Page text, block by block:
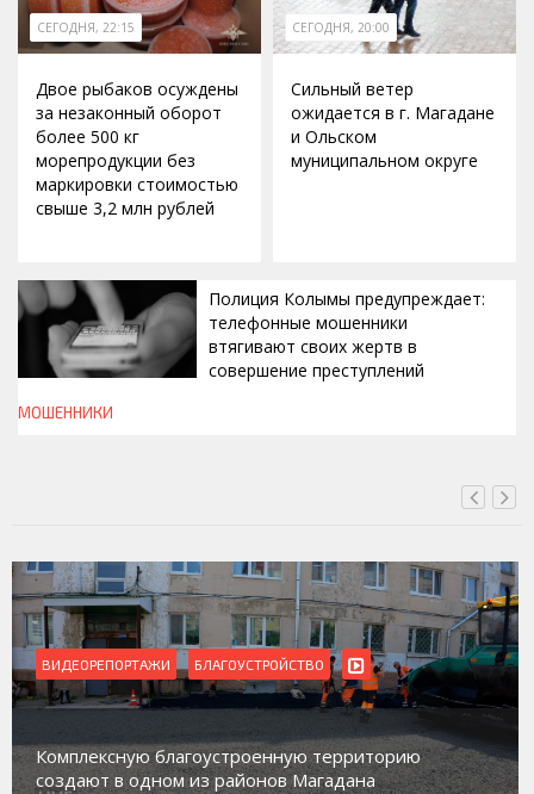
СЕГОДНЯ, 22:15
Двое рыбаков осуждены
за незаконный оборот
более 500 кг
морепродукции без
маркировки стоимостью
свыше 3,2 млн рублей
СЕГОДНЯ, 20:00
Сильный ветер
ожидается в г. Магадане
и Ольском
муниципальном округе
СЕГОДНЯ, 19:00
Полиция Колымы предупреждает:
телефонные мошенники
втягивают своих жертв в
совершение преступлений
МОШЕННИКИ
ВИДЕОРЕПОРТАЖИ
Магадан присоединился к пилотному проекту по
работе с несовершеннолетними из групп
социального риска «Переправа»